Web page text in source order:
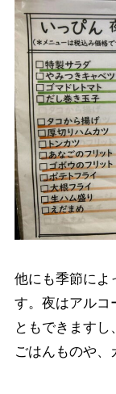
他にも季節によ
す。夜はアルコ
ともできます
ごはんものや、